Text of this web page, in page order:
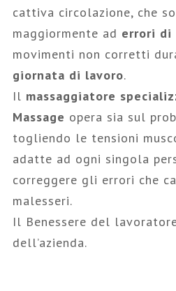
cattiva circolazione, che
maggiormente ad errori di
movimenti non corretti
giornata di lavoro.
Il massaggiatore
Massage opera sia sul
togliendo le tensioni
adatte ad ogni singola
correggere gli errori che
malesseri.
Il Benessere del
dell’azienda.